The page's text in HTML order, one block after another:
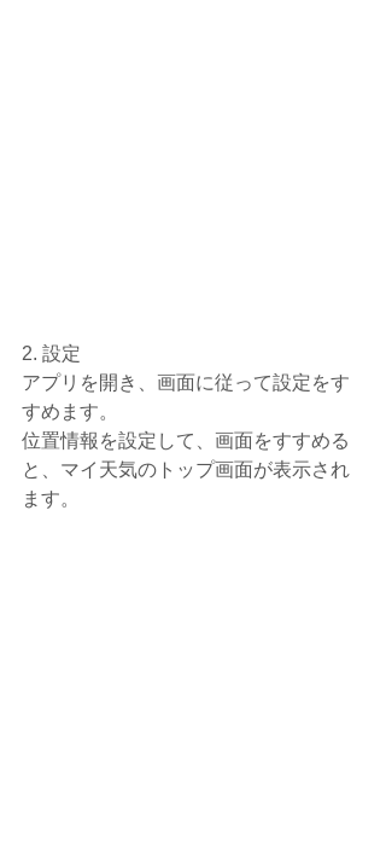
2. 設定
アプリを開き、画面に従って設定をす
すめます。
位置情報を設定して、画面をすすめる
と、マイ天気のトップ画面が表示され
ます。